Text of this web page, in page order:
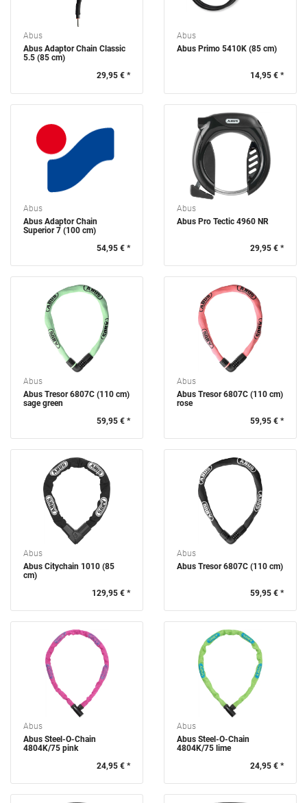
Abus
Abus Adaptor Chain Classic
5.5 (85 cm)
29,95 € *
Abus
Abus Primo 5410K (85 cm)
14,95 € *
Abus
Abus Adaptor Chain
Superior 7 (100 cm)
54,95 € *
Abus
Abus Pro Tectic 4960 NR
29,95 € *
Abus
Abus Tresor 6807C (110 cm)
sage green
59,95 € *
Abus
Abus Tresor 6807C (110 cm)
rose
59,95 € *
Abus
Abus Citychain 1010 (85
cm)
129,95 € *
Abus
Abus Tresor 6807C (110 cm)
59,95 € *
Abus
Abus Steel-O-Chain
4804K/75 pink
24,95 € *
Abus
Abus Steel-O-Chain
4804K/75 lime
24,95 € *